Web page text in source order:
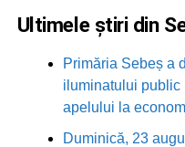
Ultimele știri din
Primăria Sebeș a
iluminatului public
apelului la
Duminică, 23